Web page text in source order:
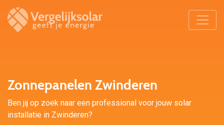
Zonnepanelen Zwinderen
Ben jij op zoek naar een professional voor jouw solar
installatie in Zwinderen?